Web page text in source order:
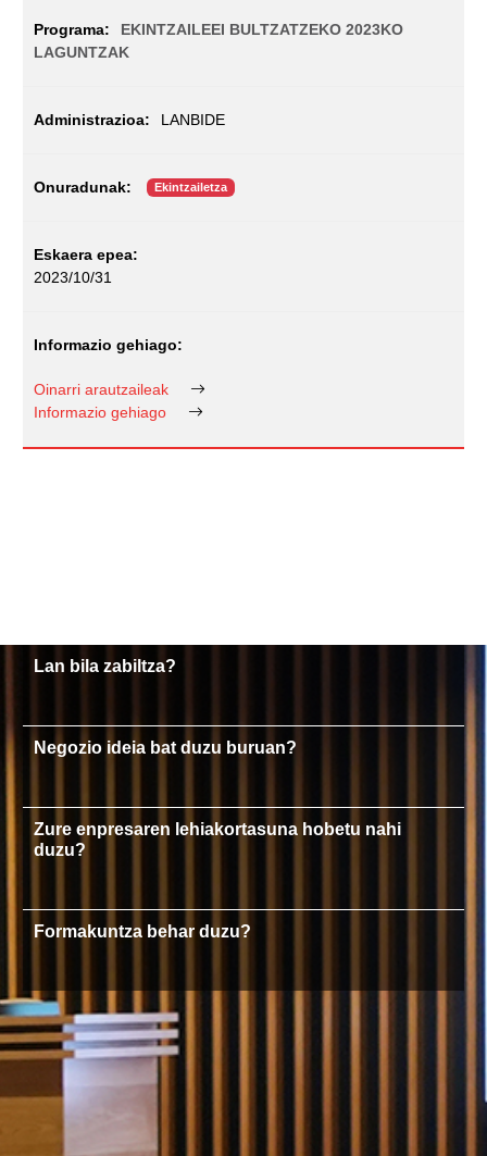
EKINTZAILEEI BULTZATZEKO 2023KO
LAGUNTZAK
LANBIDE
Ekintzailetza
2023/10/31
Oinarri arautzaileak
Informazio gehiago
Lan bila zabiltza?
Negozio ideia bat duzu buruan?
Zure enpresaren lehiakortasuna hobetu nahi
duzu?
Formakuntza behar duzu?